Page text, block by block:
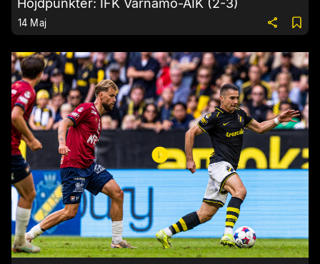
Höjdpunkter: IFK Värnamo-AIK (2-3)
14 Maj